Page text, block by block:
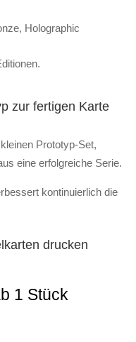
Holographic
zur fertigen Karte
Prototyp-Set,
eine erfolgreiche Serie.
kontinuierlich die
drucken
1 Stück